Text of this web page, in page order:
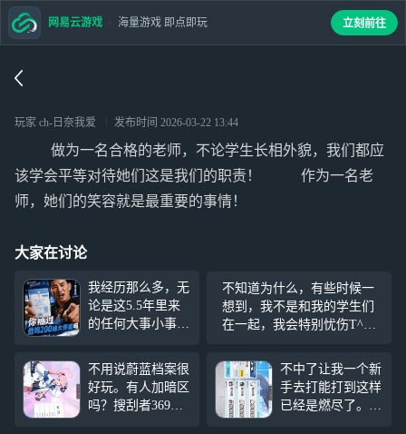
玩家 ch-日奈我爱 发布时间 2026-03-22 13:44
做为一名合格的老师，不论学生长相外貌，我们都应
该学会平等对待她们这是我们的职责！ 作为一名老
师，她们的笑容就是最重要的事情！
大家在讨论
我经历那么多，无
论是这5.5年里来
的任何大事小事都
栽在这里，都改没
了的说，从UI开
始，我就不是特别
习惯，虽然说我不
不知道为什么，有些时候一
想到，我不是和我的学生们
在一起，我会特别忧伤T^T
的……作业T~T 呜呜呜~呜呜
呜~T^T
不用说蔚蓝档案很
好玩。有人加暗区
吗？搜刮者369。
不中了让我一个新
手去打能打到这样
已经是燃尽了。刷
网易云游戏 海量游戏 即点即玩 立刻前往